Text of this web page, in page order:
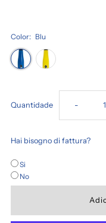
Color: Blu
Quantidade Diminuir
-
Hai bisogno di fattura?
Si
No